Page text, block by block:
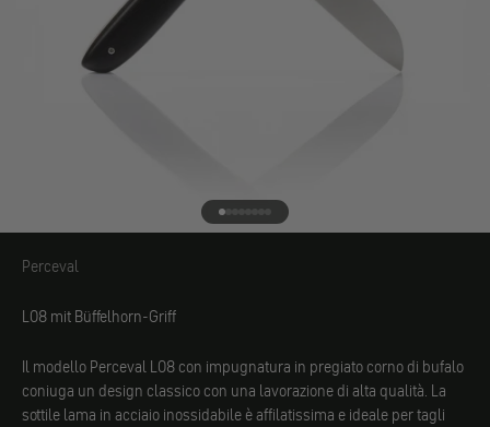
Vai all'elemento 1
Vai all'elemento 2
Vai all'elemento 3
Vai all'elemento 4
Vai all'elemento 5
Vai all'elemento 6
Vai all'elemento 7
Vai all'elemento 8
Perceval
Perceval
L08 mit Büffelhorn-Griff
Il modello Perceval L08 con impugnatura in pregiato corno di bufalo
coniuga un design classico con una lavorazione di alta qualità. La
sottile lama in acciaio inossidabile è affilatissima e ideale per tagli